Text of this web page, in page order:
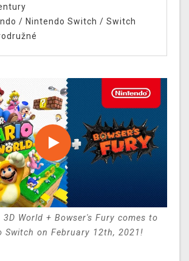
/ Nintendo Switch / Switch
3D World + Bowser's Fury comes to
Switch on February 12th, 2021!